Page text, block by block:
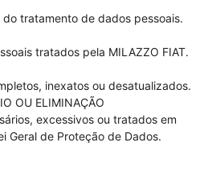
tratamento de dados pessoais.
tratados pela MILAZZO FIAT.
inexatos ou desatualizados.
OU ELIMINAÇÃO
excessivos ou tratados em
Geral de Proteção de Dados.